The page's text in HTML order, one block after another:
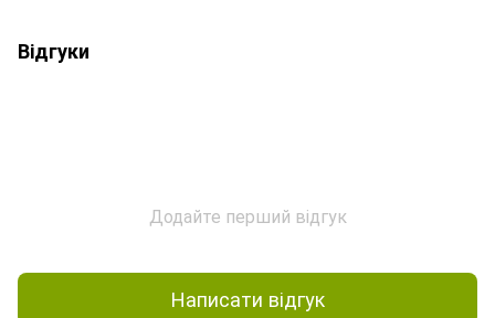
Відгуки
Додайте перший відгук
Написати відгук